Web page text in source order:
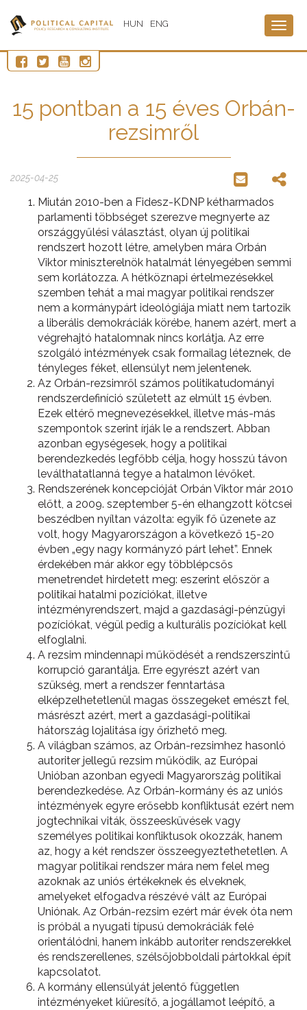
HUN ENG
15 pontban a 15 éves Orbán-
rezsimről
2025-04-25
Miután 2010-ben a Fidesz-KDNP kétharmados
parlamenti többséget szerezve megnyerte az
országgyűlési választást, olyan új politikai
rendszert hozott létre, amelyben mára Orbán
Viktor miniszterelnök hatalmát lényegében semmi
sem korlátozza. A hétköznapi értelmezésekkel
szemben tehát a mai magyar politikai rendszer
nem a kormánypárt ideológiája miatt nem tartozik
a liberális demokráciák körébe, hanem azért, mert a
végrehajtó hatalomnak nincs korlátja. Az erre
szolgáló intézmények csak formailag léteznek, de
tényleges féket, ellensúlyt nem jelentenek.
Az Orbán-rezsimről számos politikatudományi
rendszerdefiníció született az elmúlt 15 évben.
Ezek eltérő megnevezésekkel, illetve más-más
szempontok szerint írják le a rendszert. Abban
azonban egységesek, hogy a politikai
berendezkedés legfőbb célja, hogy hosszú távon
leválthatatlanná tegye a hatalmon lévőket.
Rendszerének koncepcióját Orbán Viktor már 2010
előtt, a 2009. szeptember 5-én elhangzott kötcsei
beszédben nyíltan vázolta: egyik fő üzenete az
volt, hogy Magyarországon a következő 15-20
évben „egy nagy kormányzó párt lehet”. Ennek
érdekében már akkor egy többlépcsős
menetrendet hirdetett meg: eszerint először a
politikai hatalmi pozíciókat, illetve
intézményrendszert, majd a gazdasági-pénzügyi
pozíciókat, végül pedig a kulturális pozíciókat kell
elfoglalni.
A rezsim mindennapi működését a rendszerszintű
korrupció garantálja. Erre egyrészt azért van
szükség, mert a rendszer fenntartása
elképzelhetetlenül magas összegeket emészt fel,
másrészt azért, mert a gazdasági-politikai
hátország lojalitása így őrizhető meg.
A világban számos, az Orbán-rezsimhez hasonló
autoriter jellegű rezsim működik, az Európai
Unióban azonban egyedi Magyarország politikai
berendezkedése. Az Orbán-kormány és az uniós
intézmények egyre erősebb konfliktusát ezért nem
jogtechnikai viták, összeesküvések vagy
személyes politikai konfliktusok okozzák, hanem
az, hogy a két rendszer összeegyeztethetetlen. A
magyar politikai rendszer mára nem felel meg
azoknak az uniós értékeknek és elveknek,
amelyeket elfogadva részévé vált az Európai
Uniónak. Az Orbán-rezsim ezért már évek óta nem
is próbál a nyugati típusú demokráciák felé
orientálódni, hanem inkább autoriter rendszerekkel
és rendszerellenes, szélsőjobboldali pártokkal épít
kapcsolatot.
A kormány ellensúlyát jelentő független
intézményeket kiüresítő, a jogállamot leépítő, a